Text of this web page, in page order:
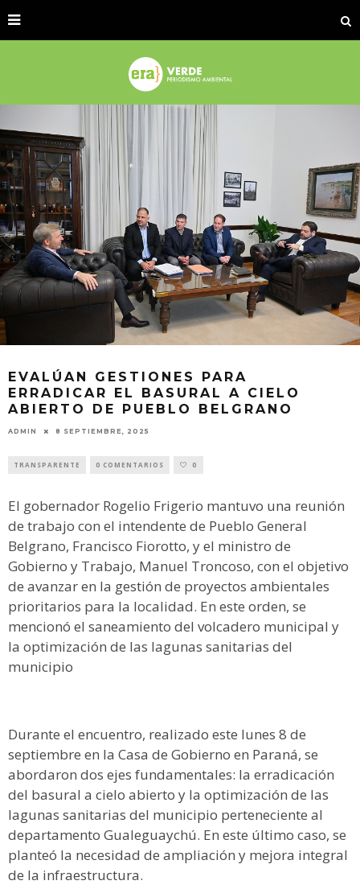
EVALÚAN GESTIONES PARA
ERRADICAR EL BASURAL A CIELO
ABIERTO DE PUEBLO BELGRANO
ADMIN 8 SEPTIEMBRE, 2025
TRANSPARENTE 0 COMENTARIOS 0
El gobernador Rogelio Frigerio mantuvo una reunión
de trabajo con el intendente de Pueblo General
Belgrano, Francisco Fiorotto, y el ministro de
Gobierno y Trabajo, Manuel Troncoso, con el objetivo
de avanzar en la gestión de proyectos ambientales
prioritarios para la localidad. En este orden, se
mencionó el saneamiento del volcadero municipal y
la optimización de las lagunas sanitarias del
municipio
Durante el encuentro, realizado este lunes 8 de
septiembre en la Casa de Gobierno en Paraná, se
abordaron dos ejes fundamentales: la erradicación
del basural a cielo abierto y la optimización de las
lagunas sanitarias del municipio perteneciente al
departamento Gualeguaychú. En este último caso, se
planteó la necesidad de ampliación y mejora integral
de la infraestructura.